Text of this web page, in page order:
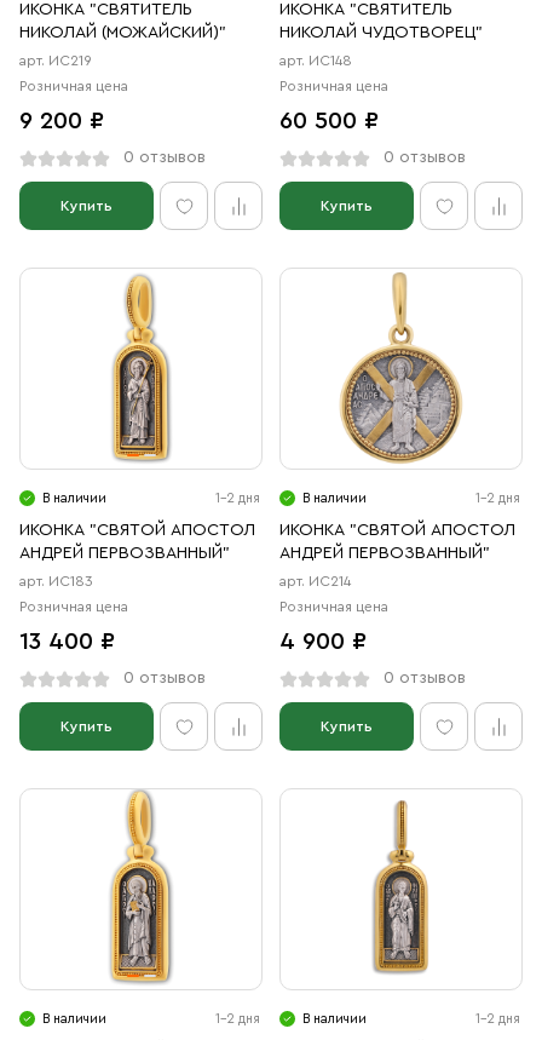
ИКОНКА "СВЯТИТЕЛЬ
НИКОЛАЙ (МОЖАЙСКИЙ)"
арт. ИС219
Розничная цена
9 200 ₽
0 отзывов
Купить
ИКОНКА "СВЯТИТЕЛЬ
НИКОЛАЙ ЧУДОТВОРЕЦ"
арт. ИС148
Розничная цена
60 500 ₽
0 отзывов
Купить
В наличии 1-2 дня
ИКОНКА "СВЯТОЙ АПОСТОЛ
АНДРЕЙ ПЕРВОЗВАННЫЙ"
арт. ИС183
Розничная цена
13 400 ₽
0 отзывов
Купить
В наличии 1-2 дня
ИКОНКА "СВЯТОЙ АПОСТОЛ
АНДРЕЙ ПЕРВОЗВАННЫЙ"
арт. ИС214
Розничная цена
4 900 ₽
0 отзывов
Купить
В наличии 1-2 дня В наличии 1-2 дня